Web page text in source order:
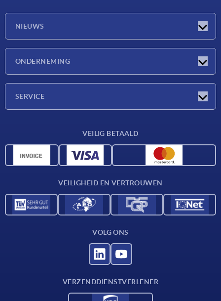
NIEUWS
ONDERNEMING
SERVICE
CAD-gegevens
VEILIG BETAALD
VEILIGHEID EN VERTROUWEN
VOLG ONS
VERZENDDIENSTVERLENER